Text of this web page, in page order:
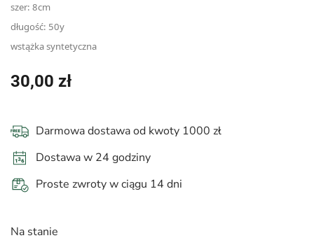
szer: 8cm
długość: 50y
wstążka syntetyczna
30,00 zł
Darmowa dostawa od kwoty 1000 zł
Dostawa w 24 godziny
Proste zwroty w ciągu 14 dni
Na stanie